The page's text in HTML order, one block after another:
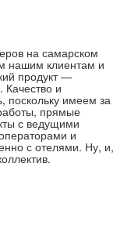
на самарском
нашим клиентам и
продукт —
Качество и
поскольку имеем за
прямые
с ведущими
и
с отелями. Ну, и,